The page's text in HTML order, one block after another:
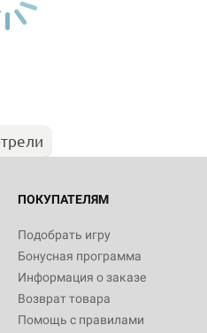
ПОКУПАТЕЛЯМ
Подобрать игру
Бонусная программа
Информация о заказе
Возврат товара
Помощь с правилами